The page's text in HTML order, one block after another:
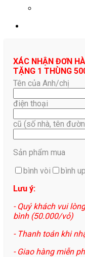
XÁC NHẬN ĐƠN
TẶNG 1 THÙNG
Tên của Anh/chị
điện thoại
cũ (số nhà, tên
Sản phẩm mua
bình vòi
bình up
Lưu ý:
- Quý khách vui
bình (50.000/vỏ)
- Thanh toán khi
- Giao hàng miễn